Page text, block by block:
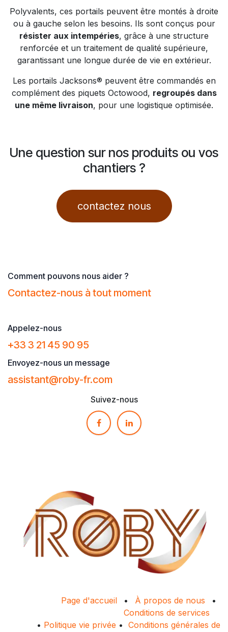
Polyvalents, ces portails peuvent être montés à droite
ou à gauche selon les besoins. Ils sont conçus pour
résister aux intempéries, grâce à une structure
renforcée et un traitement de qualité supérieure,
garantissant une longue durée de vie en extérieur.
Les portails Jacksons® peuvent être commandés en
complément des piquets Octowood, regroupés dans
une même livraison, pour une logistique optimisée.
Une question sur nos produits ou vos
chantiers ?
contactez nous
Comment pouvons nous aider ?
Contactez-nous à tout moment
Appelez-nous
+33 3 21 45 90 95
Envoyez-nous un message
assistant@roby​-fr.com
Suivez-nous
Page d'accueil • À propos de nous
•
Conditions de services
• Politique vie privée • Conditions générales de